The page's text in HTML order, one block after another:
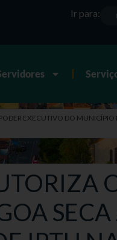
Ir para:
EXECUTIVO DO MUNICÍPIO